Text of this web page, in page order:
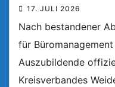
17. JULI 2026
Nach bestandener
für
Auszubildende
Kreisverbandes